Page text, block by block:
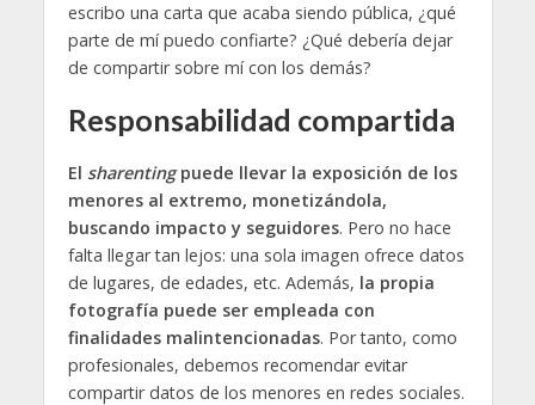
escribo una carta que acaba siendo pública, ¿qué
parte de mí puedo confiarte? ¿Qué debería dejar
de compartir sobre mí con los demás?
Responsabilidad compartida
El sharentingpuede llevar la exposición de los
menores al extremo, monetizándola,
buscando impacto y seguidores. Pero no hace
falta llegar tan lejos: una sola imagen ofrece datos
de lugares, de edades, etc. Además, la propia
fotografía puede ser empleada con
finalidades malintencionadas. Por tanto, como
profesionales, debemos recomendar evitar
compartir datos de los menores en redes sociales.